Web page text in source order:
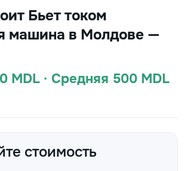
Бьет током
машина в Молдове —
MDL · Средняя 500 MDL
стоимость